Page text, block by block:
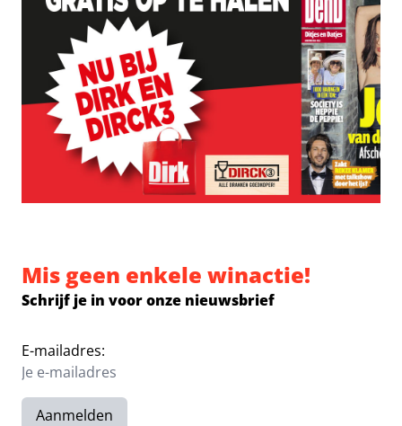
Mis geen enkele winactie!
Schrijf je in voor onze nieuwsbrief
E-mailadres:
Aanmelden